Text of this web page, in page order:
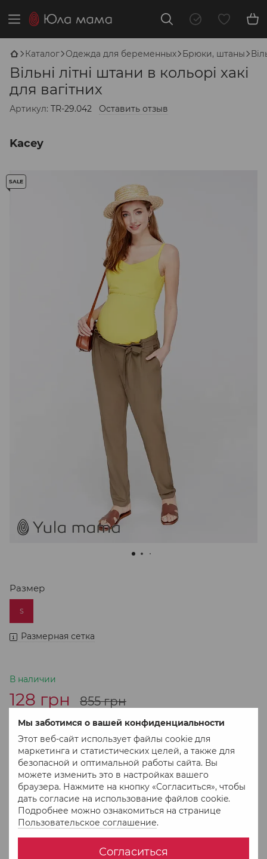
Мы заботимся о вашей конфиденциальности
Этот веб-сайт использует файлы cookie для
маркетинга и статистических целей, а также для
безопасной и оптимальной работы сайта. Вы
можете изменить это в настройках вашего
браузера. Нажмите на кнопку «Согласиться», чтобы
дать согласие на использование файлов cookie.
Подробнее можно ознакомиться на странице
Пользовательское соглашение.
Согласиться
Каталог Одежда для беременных Брюки, штаны
Вільні літні штани в кольорі хакі
для вагітних
Артикул: TR-29.042 Оставить отзыв
Kacey
SALE
Размер
S
Размерная сетка
В наличии
128 грн 855 грн
В корзину
Купить в 1 клік
В избранное К сравнению